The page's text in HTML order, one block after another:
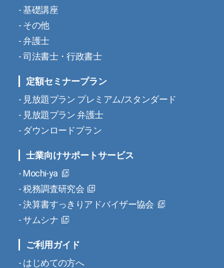
基礎講座
その他
弁護士
司法書士・行政書士
定額セミナープラン
見放題プラン プレミアム/スタンダード
見放題プラン 弁護士
ダウンロードプラン
士業向けサポートサービス
Mochi-ya
税務調査研究会
決算書すっきりアドバイザー協会
サムシナ
ご利用ガイド
はじめての方へ